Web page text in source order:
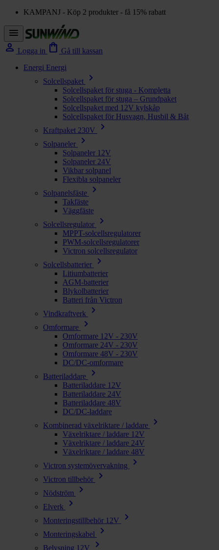
KAMPANJ - Köp 2 produkter - få 15% rabatt
menu
person Logga in shopping_bag Gå till kassan
Energi Energi
Solcellspaket
chevron_right
Solcellspaket för stuga - Kompletta
Solcellspaket för stuga – Grundpaket
Solcellspaket med 12V kylskåp
Solcellspaket för Husvagn, Husbil & Båt
Kraftpaket 230V
chevron_right
Solpaneler chevron_right
Solpaneler 12V
Solpaneler 24V
Vikbar solpanel
Flexibla solpaneler
Solpanelsfäste
chevron_right
Takfäste
Väggfäste
Solcellsregulator
chevron_right
MPPT-solcellsregulatorer
PWM-solcellsregulatorer
Victron solcellsregulator
Solcellsbatterier
chevron_right
Litiumbatterier
AGM-batterier
Blykolbatterier
Batteri från Victron
Vindkraftverk
chevron_right
Omformare chevron_right
Omformare 12V - 230V
Omformare 24V - 230V
Omformare 48V - 230V
DC/DC-omformare
Batteriladdare
chevron_right
Batteriladdare 12V
Batteriladdare 24V
Batteriladdare 48V
DC/DC-laddare
Kombinerad växelriktare / laddare
chevron_right
Växelriktare / laddare 12V
Växelriktare / laddare 24V
Växelriktare / laddare 48V
Victron systemövervakning
chevron_right
Victron tillbehör chevron_right
Nödström chevron_right
Elverk chevron_right
Monteringstillbehör 12V chevron_right
Monteringskabel chevron_right
Belysning 12V chevron_right